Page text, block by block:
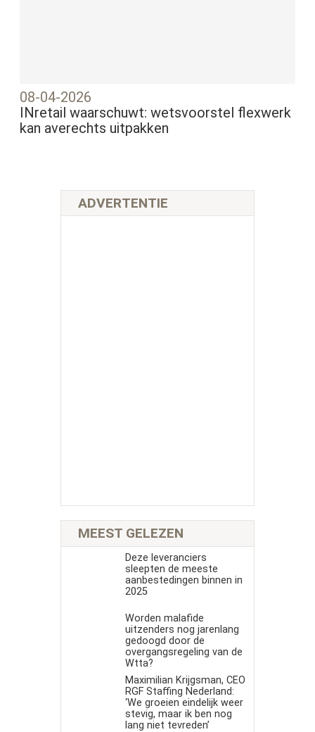
08-04-2026
INretail waarschuwt: wetsvoorstel flexwerk
kan averechts uitpakken
ADVERTENTIE
MEEST GELEZEN
Deze leveranciers
sleepten de meeste
aanbestedingen binnen in
2025
Worden malafide
uitzenders nog jarenlang
gedoogd door de
overgangsregeling van de
Wtta?
Maximilian Krijgsman, CEO
RGF Staffing Nederland:
‘We groeien eindelijk weer
stevig, maar ik ben nog
lang niet tevreden’